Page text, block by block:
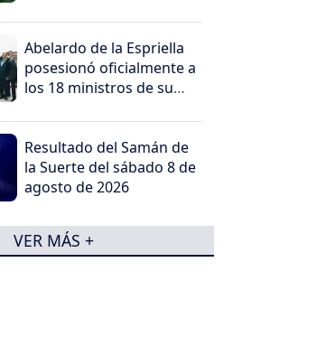
Abelardo de la Espriella
posesionó oficialmente a
los 18 ministros de su
Resultado del Samán de
la Suerte del sábado 8 de
agosto de 2026
VER MÁS +